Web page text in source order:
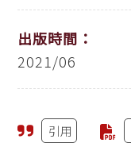
出版時間：
2021/06
引用